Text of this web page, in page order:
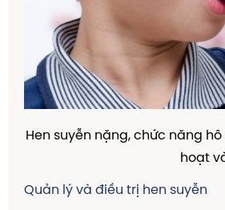
Hen suyễn nặng, chức năng
hoạt
Quản lý và điều trị hen suyễn